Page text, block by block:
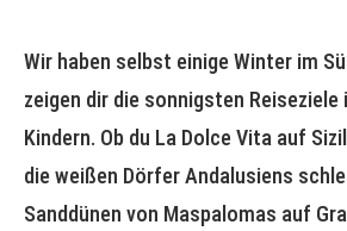
Wir haben selbst einige Winter im
zeigen dir die sonnigsten Reiseziele
Kindern. Ob du La Dolce Vita auf
die weißen Dörfer Andalusiens
Sanddünen von Maspalomas auf